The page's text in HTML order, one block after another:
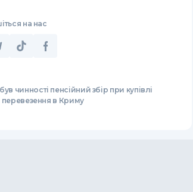
на нас
чинності пенсійний збір при купівлі
в Криму